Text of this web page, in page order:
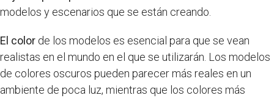
modelos y escenarios que se están creando.
El color de los modelos es esencial para que se vean
realistas en el mundo en el que se utilizarán. Los modelos
de colores oscuros pueden parecer más reales en un
ambiente de poca luz, mientras que los colores más